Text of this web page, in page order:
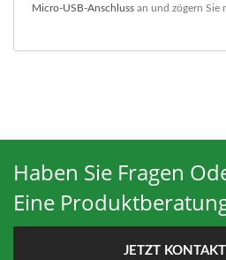
Micro-USB-Anschluss an und zögern Sie
Haben Sie Fragen
Eine
JETZT